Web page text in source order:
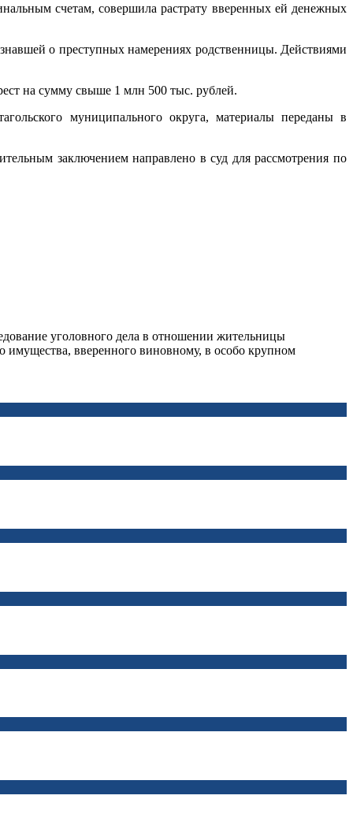
счетам, совершила растрату вверенных ей денежных
о преступных намерениях родственницы. Действиями
на сумму свыше 1 млн 500 тыс. рублей.
муниципального округа, материалы переданы в
заключением направлено в суд для рассмотрения по
уголовного дела в отношении жительницы
имущества, вверенного виновному, в особо крупном